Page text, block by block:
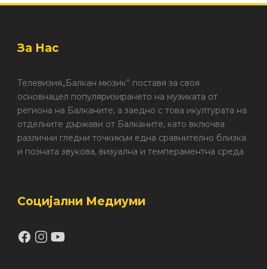
За Нас
Телевизия„Балкан мюзик” поставя за своя
основнацел популяризирането на музиката от
региона на Балканите, а заедно с това икултурата на
отделните държави от Балканите, като включва
различни гледни точкикъм една сравнително близка
и позната звукова, визуална и темпераментна среда
Социјални Медиуми